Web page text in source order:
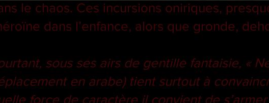
le chaos. Ces incursions oniriques,
dans l’enfance, alors que gronde,
sous ses airs de gentille fantaisie, «
en arabe) tient surtout à
force de caractère il convient de